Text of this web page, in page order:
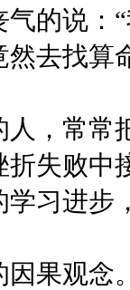
的说：
去找算
常常
失败中
习进步
观念